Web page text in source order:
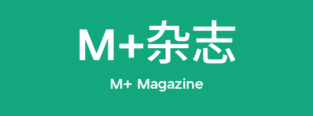
M+杂志
M+ Magazine